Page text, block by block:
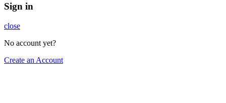
Sign in
close
No account yet?
Create an Account